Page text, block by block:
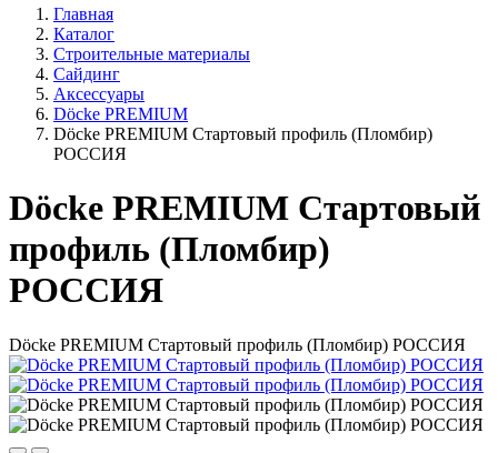
Главная
Каталог
Строительные материалы
Сайдинг
Аксессуары
Döcke PREMIUM
Döcke PREMIUM Стартовый профиль (Пломбир)
РОССИЯ
Döcke PREMIUM Стартовый
профиль (Пломбир)
РОССИЯ
Döcke PREMIUM Стартовый профиль (Пломбир) РОССИЯ